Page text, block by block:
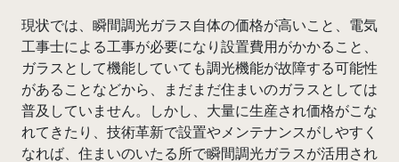
現状では、瞬間調光ガラス自体の価格が高いこと、電気
工事士による工事が必要になり設置費用がかかること、
ガラスとして機能していても調光機能が故障する可能性
があることなどから、まだまだ住まいのガラスとしては
普及していません。しかし、大量に生産され価格がこな
れてきたり、技術革新で設置やメンテナンスがしやすく
なれば、住まいのいたる所で瞬間調光ガラスが活用され